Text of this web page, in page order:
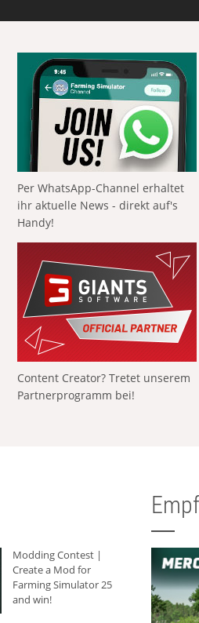
Per WhatsApp-Channel erhaltet
ihr aktuelle News - direkt auf's
Handy!
Content Creator? Tretet unserem
Partnerprogramm bei!
Modding Contest |
Create a Mod for
Farming Simulator 25
and win!